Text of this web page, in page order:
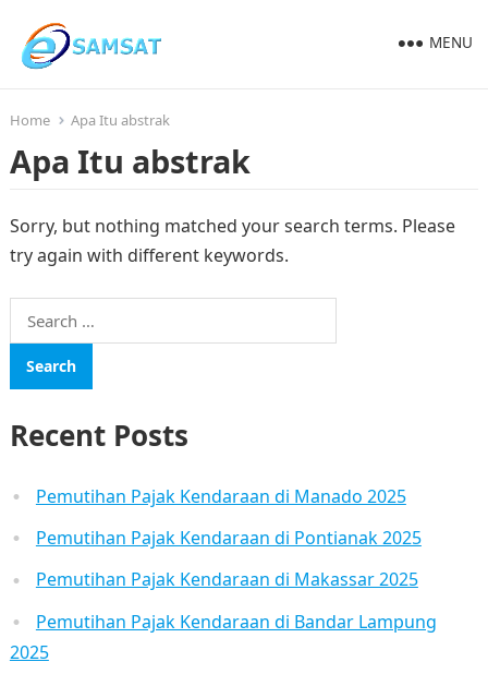
MENU
Home Apa Itu abstrak
Apa Itu abstrak
Sorry, but nothing matched your search terms. Please
try again with different keywords.
Search
for:
Recent Posts
Pemutihan Pajak Kendaraan di Manado 2025
Pemutihan Pajak Kendaraan di Pontianak 2025
Pemutihan Pajak Kendaraan di Makassar 2025
Pemutihan Pajak Kendaraan di Bandar Lampung
2025